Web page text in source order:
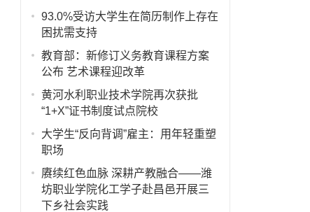
93.0%受访大学生在简历制作上存在
困扰需支持
教育部：新修订义务教育课程方案
公布 艺术课程迎改革
黄河水利职业技术学院再次获批
“1+X”证书制度试点院校
大学生“反向背调”雇主：用年轻重塑
职场
赓续红色血脉 深耕产教融合——潍
坊职业学院化工学子赴昌邑开展三
下乡社会实践